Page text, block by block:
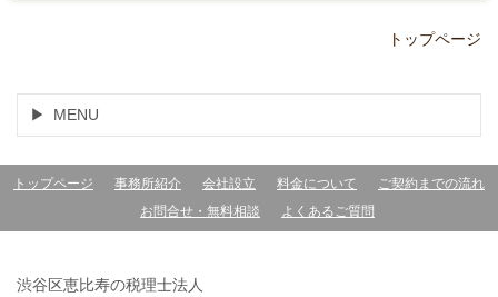
トップページ
MENU
トップページ 事務所紹介 会社設立 料金について
ご契約までの流れ
お問合せ・無料相談
よくあるご質問
渋谷区恵比寿の税理士法人